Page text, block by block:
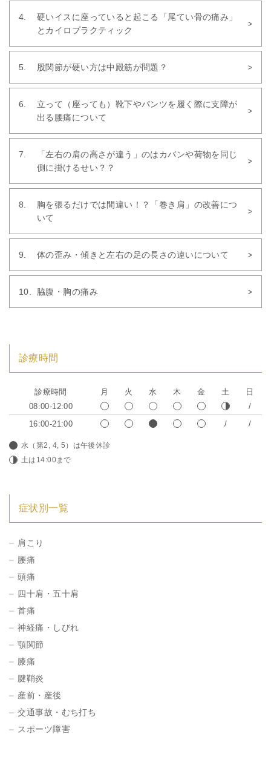
硬いイスに座っていると起こる「尾てい骨の痛み」
とカイロプラクティック
股関節が硬い方は中殿筋が問題？
立って（座っても）靴下やパンツを履く際に支障が
出る腰痛について
「左右の肩の高さが違う」のはカバンや荷物を同じ
側に掛けるせい？？
胸を張るだけでは間違い！？「巻き肩」の改善につ
いて
体の歪み・傾きと左右の足の長さの違いについて
脇腹・胸の痛み
診療時間
診療時間 月 火 水 木 金 土
日
08:00-12:00
16:00-21:00
水（第2, 4, 5）は午後休診
土は14:00まで
症状別一覧
肩こり
腰痛
頭痛
四十肩・五十肩
首痛
神経痛・しびれ
顎関節
膝痛
腱鞘炎
産前・産後
交通事故・むち打ち
スポーツ障害